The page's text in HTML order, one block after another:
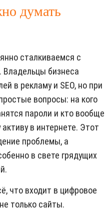
думать
сталкиваемся с
Владельцы бизнеса
в рекламу и SEO, но при
вопросы: на кого
пароли и кто вообще
в интернете. Этот
проблемы, а
в свете грядущих
что входит в цифровое
только сайты.